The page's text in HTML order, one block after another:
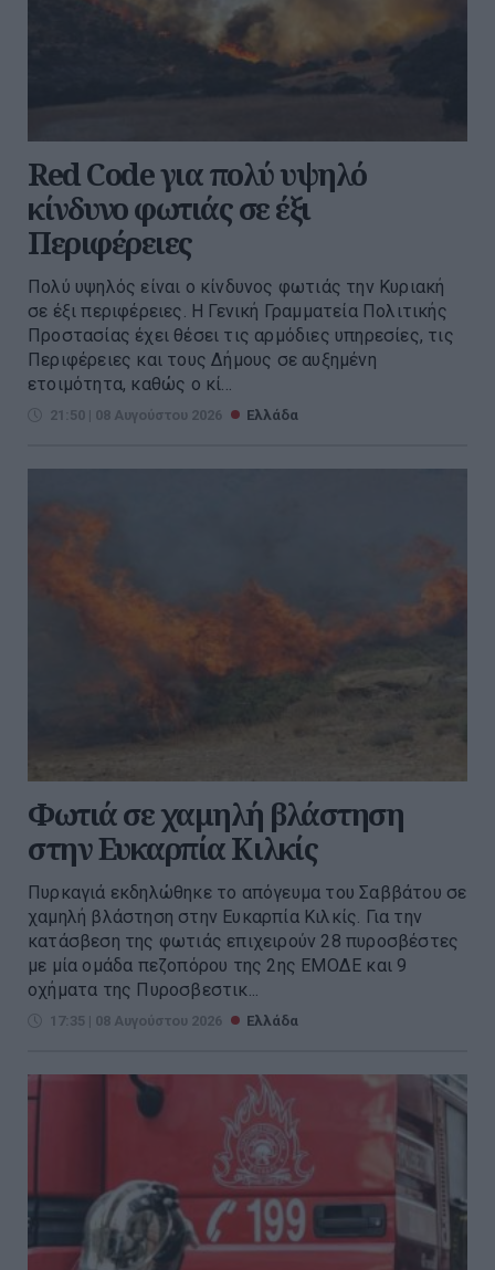
Red Code για πολύ υψηλό
κίνδυνο φωτιάς σε έξι
Περιφέρειες
Πολύ υψηλός είναι ο κίνδυνος φωτιάς την Κυριακή
σε έξι περιφέρειες. H Γενική Γραμματεία Πολιτικής
Προστασίας έχει θέσει τις αρμόδιες υπηρεσίες, τις
Περιφέρειες και τους Δήμους σε αυξημένη
ετοιμότητα, καθώς ο κί...
21:50 | 08 Αυγούστου 2026 Ελλάδα
Φωτιά σε χαμηλή βλάστηση
στην Ευκαρπία Κιλκίς
Πυρκαγιά εκδηλώθηκε το απόγευμα του Σαββάτου σε
χαμηλή βλάστηση στην Ευκαρπία Κιλκίς. Για την
κατάσβεση της φωτιάς επιχειρούν 28 πυροσβέστες
με μία ομάδα πεζοπόρου της 2ης ΕΜΟΔΕ και 9
οχήματα της Πυροσβεστικ...
17:35 | 08 Αυγούστου 2026 Ελλάδα